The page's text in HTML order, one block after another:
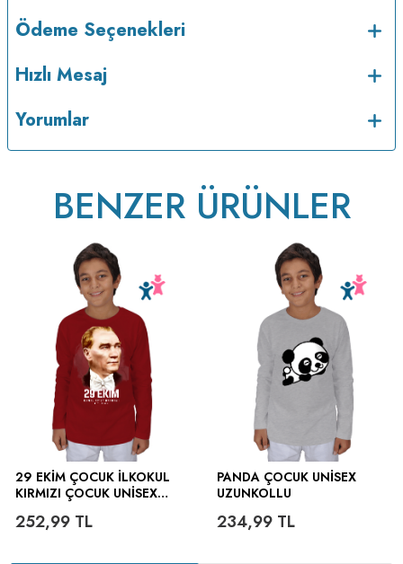
ütülenir.
Ödeme Seçenekleri
Hızlı Mesaj
Yorumlar
BENZER ÜRÜNLER
29 EKİM ÇOCUK İLKOKUL
KIRMIZI ÇOCUK UNISEX
252,99 TL
PANDA ÇOCUK UNISEX
UZUNKOLLU
234,99TL